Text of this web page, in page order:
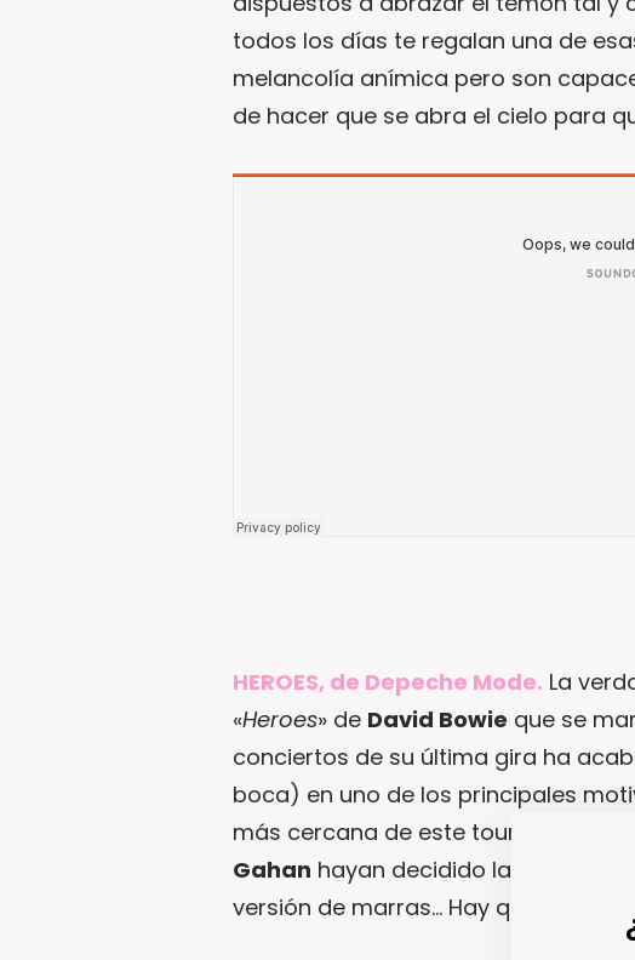
todos los días te regalan una de
melancolía anímica pero son
de hacer que se abra el cielo para
HEROES, de Depeche Mode. La
«Heroes» de David Bowie que se
conciertos de su última gira ha
boca) en uno de los principales
más cercana de este tour. No es de
Gahan hayan decidido lanzar
versión de marras… Hay que